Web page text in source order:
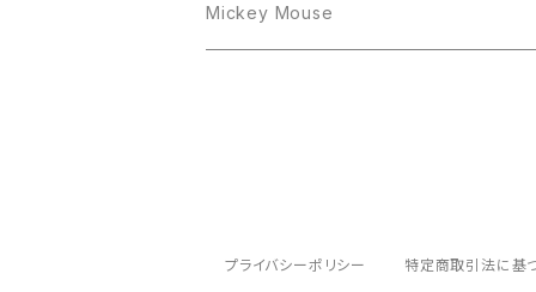
Mickey Mouse
プライバシーポリシー 特定商取引法に基